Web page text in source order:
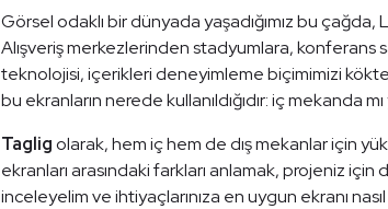
Görsel odaklı bir dünyada yaşadığımız bu
Alışveriş merkezlerinden stadyumlara, konferans
teknolojisi, içerikleri deneyimleme biçimimizi
bu ekranların nerede kullanıldığıdır: iç mekanda
Tagligolarak, hem iç hem de dış mekanlar için
ekranları arasındaki farkları anlamak, projeniz için
inceleyelim ve ihtiyaçlarınıza en uygun ekranı